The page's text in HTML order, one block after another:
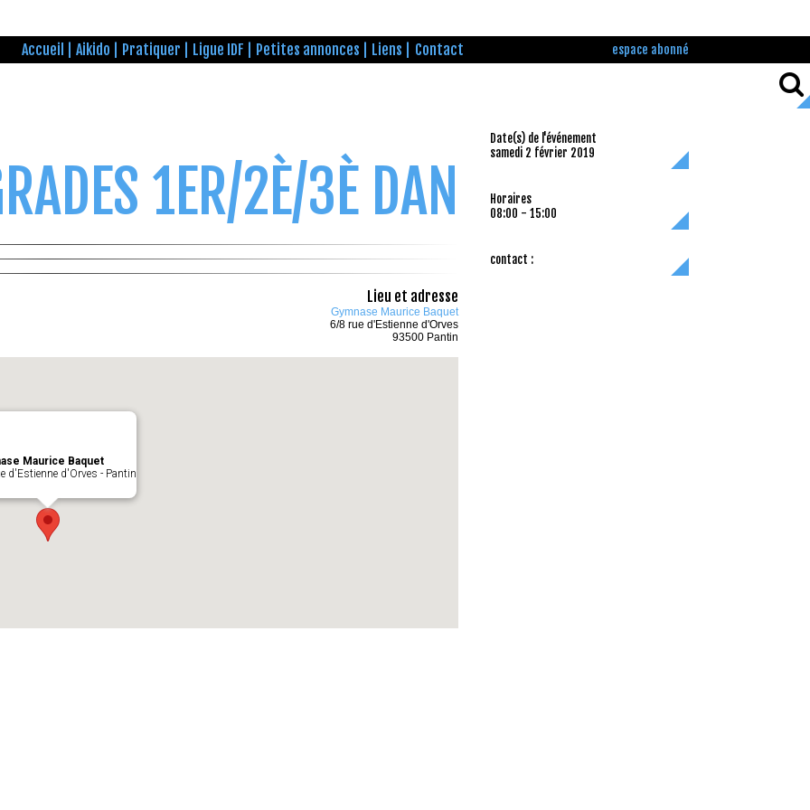
Accueil Aikido Pratiquer Ligue IDF Petites annonces Liens Contact espace abonné
Date(s) de l'événement
samedi 2 février 2019
Horaires
08:00 - 15:00
contact :
1ER/2È/3È DAN
Lieu et adresse
Gymnase Maurice Baquet
6/8 rue d'Estienne d'Orves
93500 Pantin
Maurice Baquet
d'Estienne d'Orves - Pantin